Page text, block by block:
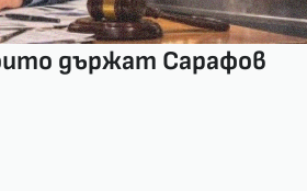
държат Сарафов